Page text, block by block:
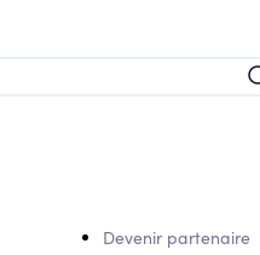
Devenir partenaire